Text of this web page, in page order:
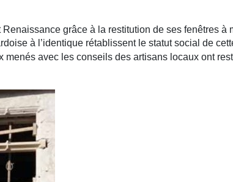
grâce à la restitution de ses fenêtres à
à l’identique rétablissent le statut social de
avec les conseils des artisans locaux ont